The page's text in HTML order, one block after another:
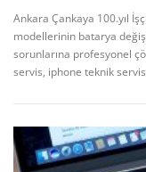
Ankara Çankaya 100.yıl
modellerinin batarya
sorunlarına profesyonel
servis, iphone teknik